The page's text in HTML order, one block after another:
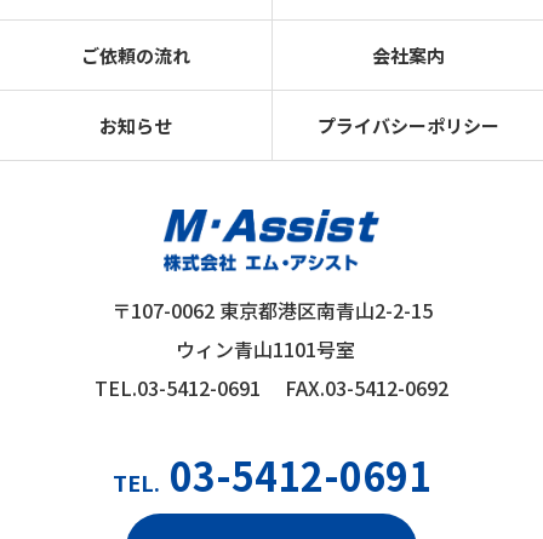
ご依頼の流れ 会社案内
お知らせ プライバシーポリシー
〒107-0062 東京都港区南青山2-2-15
ウィン青山1101号室
TEL.03-5412-0691 FAX.03-5412-0692
TEL. 03-5412-0691